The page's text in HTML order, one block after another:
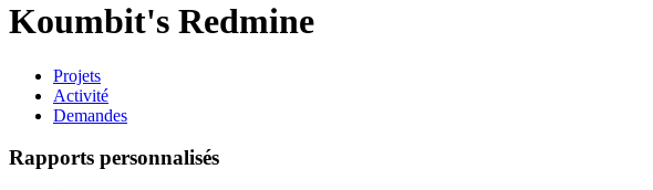
Koumbit's Redmine
Projets
Activité
Demandes
Rapports personnalisés